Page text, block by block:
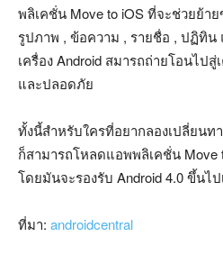
พลิเคชั่น Move to iOS ที่จะช่วยย้า
รูปภาพ , ข้อความ , รายชื่อ , ปฏิทิ
เครื่อง Android สมารถถ่ายโอนไป
และปลอดภัย
ทั้งนี้สำหรับใครที่อยากลองเปลี่ยนท
ก็สามารถโหลดแอพพลิเคชั่น Move
โดยมันจะรองรับ Android 4.0 ขึ้นไ
ที่มา: androidcentral